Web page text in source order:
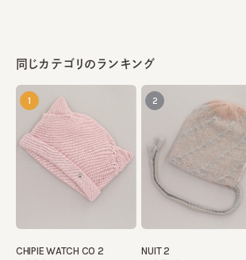
同じカテゴリのランキング
1
CHIPIE WATCH CO 2
2
NUIT 2